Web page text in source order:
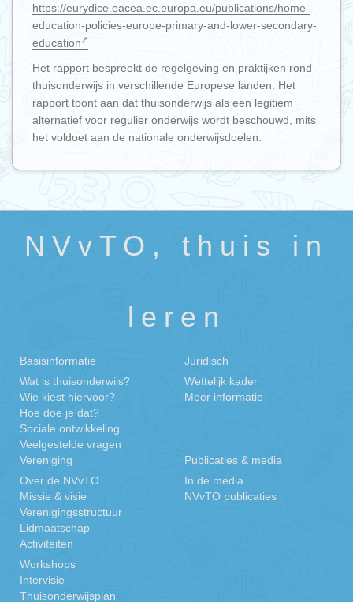
https://eurydice.eacea.ec.europa.eu/publications/home-
education-policies-europe-primary-and-lower-secondary-
education
Het rapport bespreekt de regelgeving en praktijken rond
thuisonderwijs in verschillende Europese landen. Het
rapport toont aan dat thuisonderwijs als een legitiem
alternatief voor regulier onderwijs wordt beschouwd, mits
het voldoet aan de nationale onderwijsdoelen.
NVvTO, thuis in
leren
Basisinformatie
Wat is thuisonderwijs?
Wie kiest hiervoor?
Hoe doe je dat?
Sociale ontwikkeling
Veelgestelde vragen
Juridisch
Wettelijk kader
Meer informatie
Vereniging
Over de NVvTO
Missie & visie
Verenigingsstructuur
Lidmaatschap
Activiteiten
Workshops
Intervisie
Thuisonderwijsplan
Publicaties & media
In de media
NVvTO publicaties